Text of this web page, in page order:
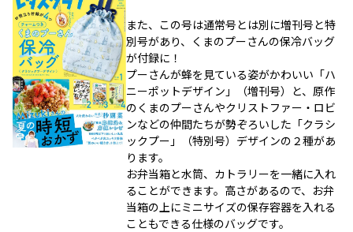
また、この号は通常号とは別に増刊号と特
別号があり、くまのプーさんの保冷バッグ
が付録に！
プーさんが蜂を見ている姿がかわいい「ハ
ニーポットデザイン」（増刊号）と、原作
のくまのプーさんやクリストファー・ロビ
ンなどの仲間たちが勢ぞろいした「クラシ
ックプー」（特別号）デザインの２種があ
ります。
お弁当箱と水筒、カトラリーを一緒に入れ
ることができます。高さがあるので、お弁
当箱の上にミニサイズの保存容器を入れる
こともできる仕様のバッグです。